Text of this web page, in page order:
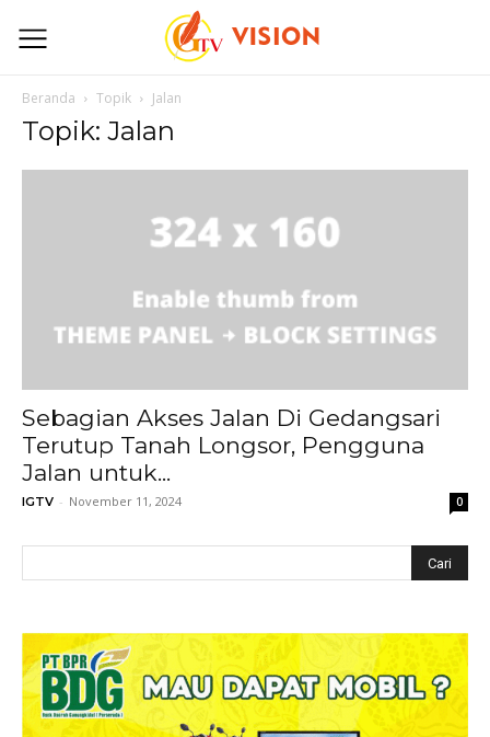
Beranda Topik Jalan
Topik: Jalan
Sebagian Akses Jalan Di Gedangsari
Terutup Tanah Longsor, Pengguna
Jalan untuk...
IGTV - November 11, 2024 0